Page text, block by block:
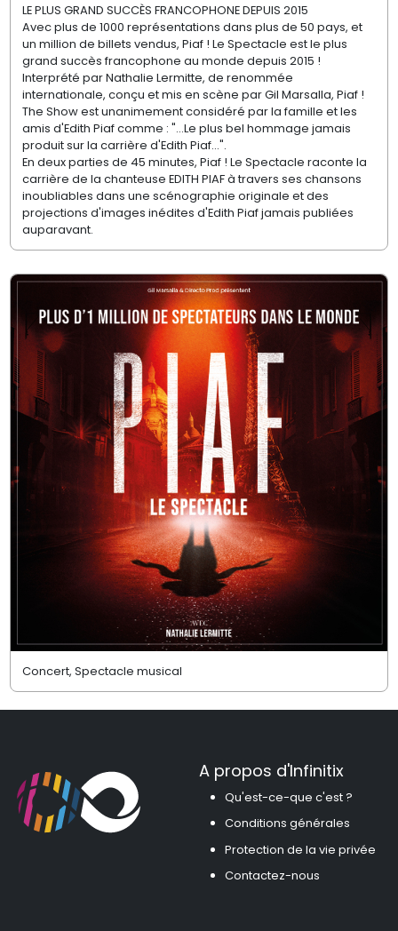
LE PLUS GRAND SUCCÈS FRANCOPHONE DEPUIS 2015
Avec plus de 1000 représentations dans plus de 50 pays, et
un million de billets vendus, Piaf ! Le Spectacle est le plus
grand succès francophone au monde depuis 2015 !
Interprété par Nathalie Lermitte, de renommée
internationale, conçu et mis en scène par Gil Marsalla, Piaf !
The Show est unanimement considéré par la famille et les
amis d'Edith Piaf comme : "...Le plus bel hommage jamais
produit sur la carrière d'Edith Piaf...".
En deux parties de 45 minutes, Piaf ! Le Spectacle raconte la
carrière de la chanteuse EDITH PIAF à travers ses chansons
inoubliables dans une scénographie originale et des
projections d'images inédites d'Edith Piaf jamais publiées
auparavant.
Concert, Spectacle musical
A propos d'Infinitix
Qu'est-ce-que c'est ?
Conditions générales
Protection de la vie privée
Contactez-nous